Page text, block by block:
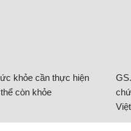
khỏe cần thực hiện
còn khỏe